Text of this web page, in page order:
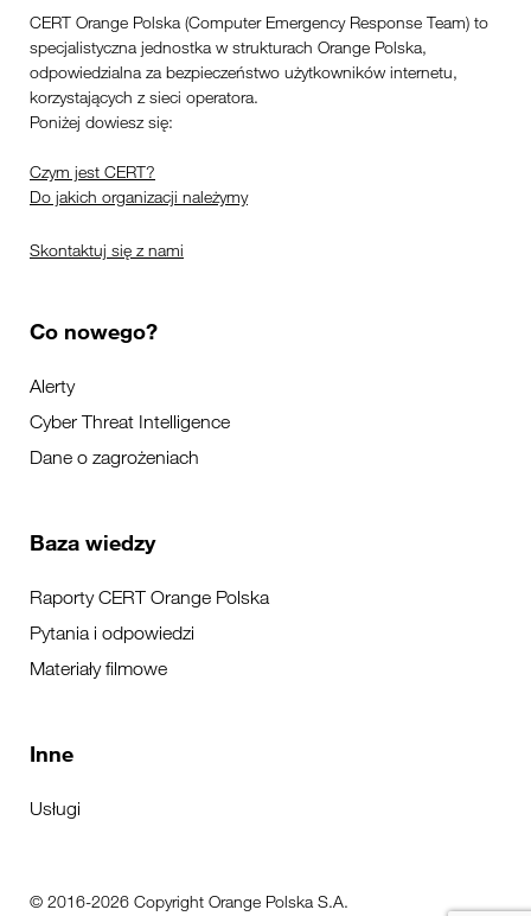
CERT Orange Polska (Computer Emergency Response Team) to
specjalistyczna jednostka w strukturach Orange Polska,
odpowiedzialna za bezpieczeństwo użytkowników internetu,
korzystających z sieci operatora.
Poniżej dowiesz się:
Czym jest CERT?
Do jakich organizacji należymy
Skontaktuj się z nami
Co nowego?
Alerty
Cyber Threat Intelligence
Dane o zagrożeniach
Baza wiedzy
Raporty CERT Orange Polska
Pytania i odpowiedzi
Materiały filmowe
Inne
Usługi
© 2016-2026 Copyright Orange Polska S.A.